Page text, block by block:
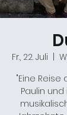
Fr., 22. Juli
"Eine Reise
Paulin